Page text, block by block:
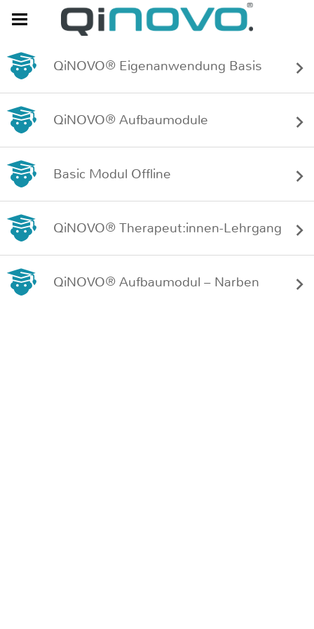
QiNOVO® Eigenanwendung Basis
QiNOVO® Aufbaumodule
Basic Modul Offline
QiNOVO® Therapeut:innen-Lehrgang
QiNOVO® Aufbaumodul – Narben